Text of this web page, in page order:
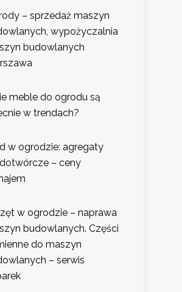
– sprzedaż maszyn
wypożyczalnia
budowlanych
meble do ogrodu są
w trendach?
w ogrodzie: agregaty
– ceny
w ogrodzie – naprawa
budowlanych. Części
do maszyn
– serwis